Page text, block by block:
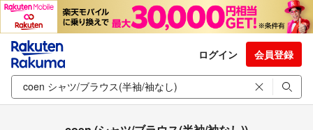
ログイン 会員登録